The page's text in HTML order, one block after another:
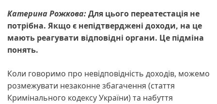
Катерина Рожкова:Для цього переатестація не
потрібна. Якщо є непідтверджені доходи, на це
мають реагувати відповідні органи. Це підміна
понять.
Коли говоримо про невідповідність доходів, можемо
розмежувати незаконне збагачення (стаття
Кримінального кодексу України) та набуття